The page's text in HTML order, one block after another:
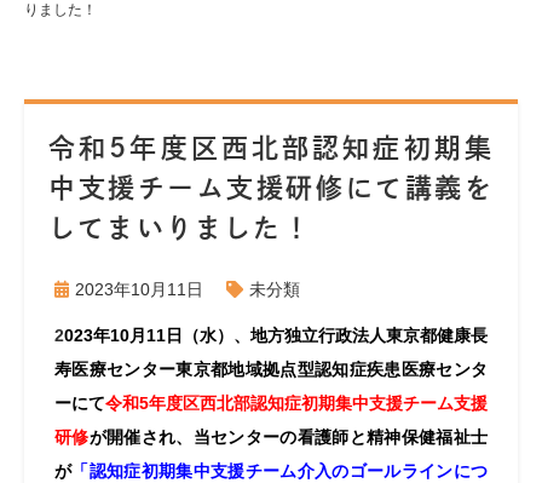
りました！
令和5年度区西北部認知症初期集
中支援チーム支援研修にて講義を
してまいりました！
2023年10月11日 未分類
2023年10月11日（水）、地方独立行政法人東京都健康長
寿医療センター東京都地域拠点型認知症疾患医療センタ
ーにて令和5年度区西北部認知症初期集中支援チーム支援
研修が開催され、当センターの看護師と精神保健福祉士
が「認知症初期集中支援チーム介入のゴールラインにつ